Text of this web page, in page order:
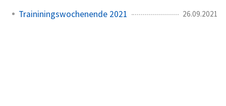
Traininingswochenende 2021 26.09.2021